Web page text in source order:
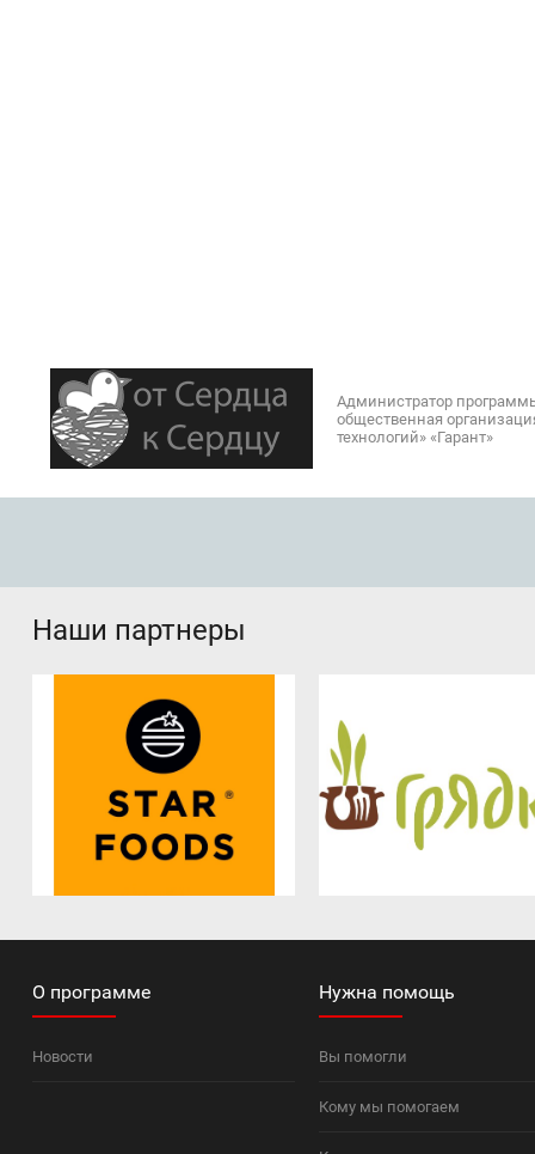
Наши партнеры
О программе
Новости
Нужна помощь
Вы помогли
Кому мы помогаем
Администратор
общественная
технологий» «Гарант»